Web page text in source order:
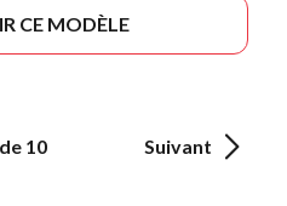
CE MODÈLE
10 Suivant